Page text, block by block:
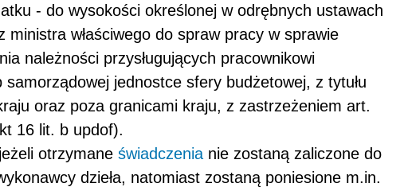
- do wysokości określonej w odrębnych ustawach
ministra właściwego do spraw pracy w sprawie
należności przysługujących pracownikowi
jednostce sfery budżetowej, z tytułu
oraz poza granicami kraju, z zastrzeżeniem art.
16 lit. b updof).
otrzymane świadczenia nie zostaną zaliczone do
dzieła, natomiast zostaną poniesione m.in.